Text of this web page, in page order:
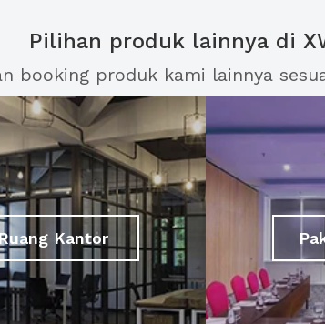
Pilihan produk lainnya di
booking produk kami lainnya
Kantor